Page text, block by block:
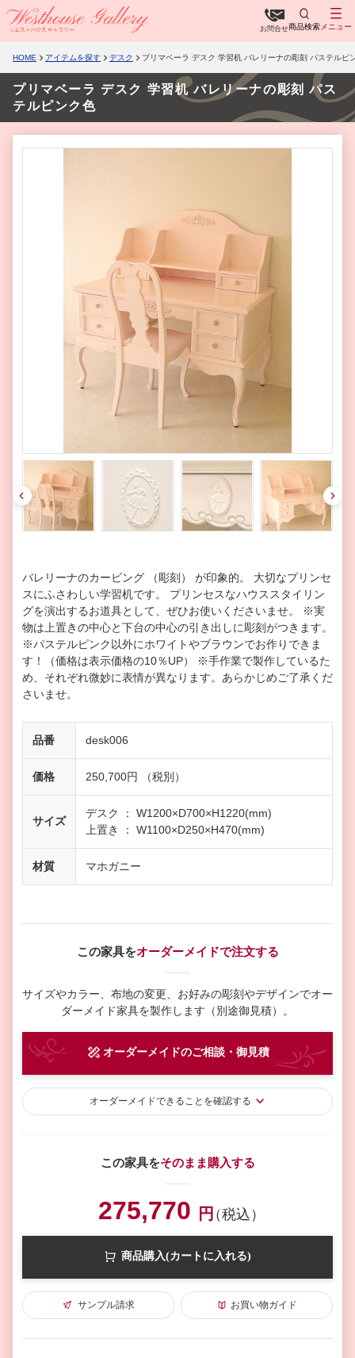
お問合せ商品検索 メニュー
HOME アイテムを探す デスク プリマベーラ デスク 学習机 バレリーナの彫刻 パステルピ
プリマベーラ デスク 学習机 バレリーナの彫刻 パス
テルピンク色
pre
v
nex
t
バレリーナのカービング （彫刻） が印象的。 大切なプリンセ
スにふさわしい学習机です。 プリンセスなハウススタイリン
グを演出するお道具として、ぜひお使いくださいませ。 ※実
物は上置きの中心と下台の中心の引き出しに彫刻がつきます。
※パステルピンク以外にホワイトやブラウンでお作りできま
す！（価格は表示価格の10％UP） ※手作業で製作しているた
め、それぞれ微妙に表情が異なります。あらかじめご了承くだ
さいませ。
品番 desk006
価格 250,700円 （税別）
サイズ
デスク ： W1200×D700×H1220(mm)
上置き ： W1100×D250×H470(mm)
材質 マホガニー
この家具をオーダーメイドで注文する
サイズやカラー、布地の変更、お好みの彫刻やデザインでオー
ダーメイド家具を製作します（別途御見積）。
オーダーメイドのご相談・御見積
オーダーメイドできることを確認する
この家具をそのまま購入する
275,770 円（税込）
商品購入(カートに入れる)
サンプル請求 お買い物ガイド